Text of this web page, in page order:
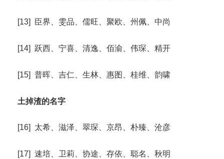
[13] 臣界、雯品、儒旺、聚欧、州佩、中尚
[14] 跃西、宁喜、清逸、佰渝、伟琛、精开
[15] 普晖、吉仁、生林、惠图、桂维、韵啸
土掉渣的名字
[16] 太希、滋泽、翠琛、京昂、朴臻、沧彦
[17] 速培、卫莉、协途、存依、聪名、秋明